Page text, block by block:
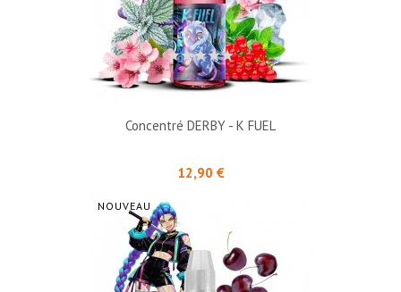
Concentré DERBY - K FUEL
12,90 €Prix
NOUVEAU